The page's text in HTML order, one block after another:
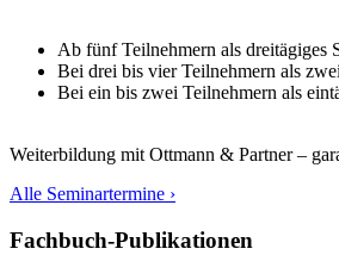
Ab fünf Teilnehmern als dreitägiges
Bei drei bis vier Teilnehmern als
Bei ein bis zwei Teilnehmern als
Weiterbildung mit Ottmann & Partner –
Alle Seminartermine ›
Fachbuch-Publikationen